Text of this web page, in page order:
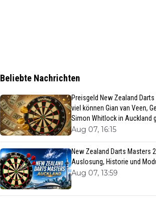
Beliebte Nachrichten
Preisgeld New Zealand
viel können Gian van Veen,
Simon Whitlock in Auckland
Aug 07, 16:15
New Zealand Darts Masters
Auslosung, Historie und
Aug 07, 13:59